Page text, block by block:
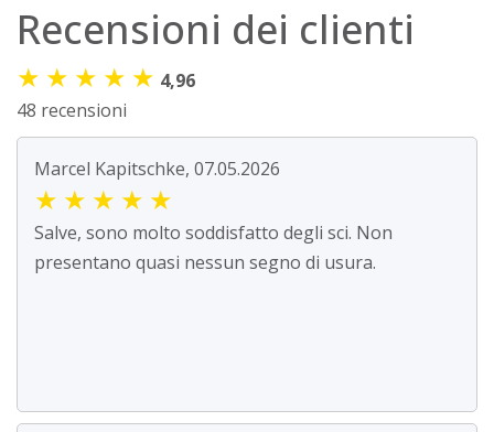
Recensioni dei clienti
★ ★ ★ ★ ★ 4,96
48 recensioni
Marcel Kapitschke, 07.05.2026
★ ★ ★ ★ ★
Salve, sono molto soddisfatto degli sci. Non
presentano quasi nessun segno di usura.